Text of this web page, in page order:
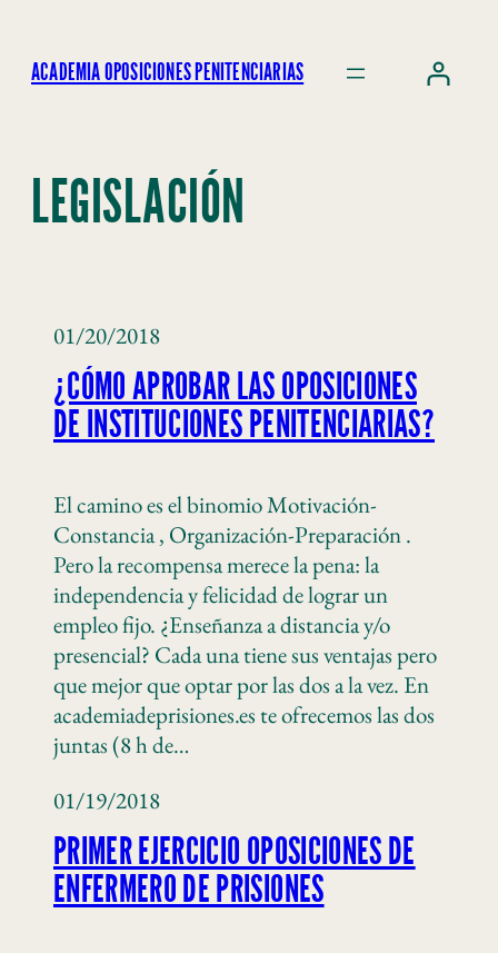
ACADEMIA OPOSICIONES PENITENCIARIAS
LEGISLACIÓN
01/20/2018
¿CÓMO APROBAR LAS OPOSICIONES
DE INSTITUCIONES PENITENCIARIAS?
El camino es el binomio Motivación-
Constancia , Organización-Preparación .
Pero la recompensa merece la pena: la
independencia y felicidad de lograr un
empleo fijo. ¿Enseñanza a distancia y/o
presencial? Cada una tiene sus ventajas pero
que mejor que optar por las dos a la vez. En
academiadeprisiones.es te ofrecemos las dos
juntas (8 h de…
01/19/2018
PRIMER EJERCICIO OPOSICIONES DE
ENFERMERO DE PRISIONES